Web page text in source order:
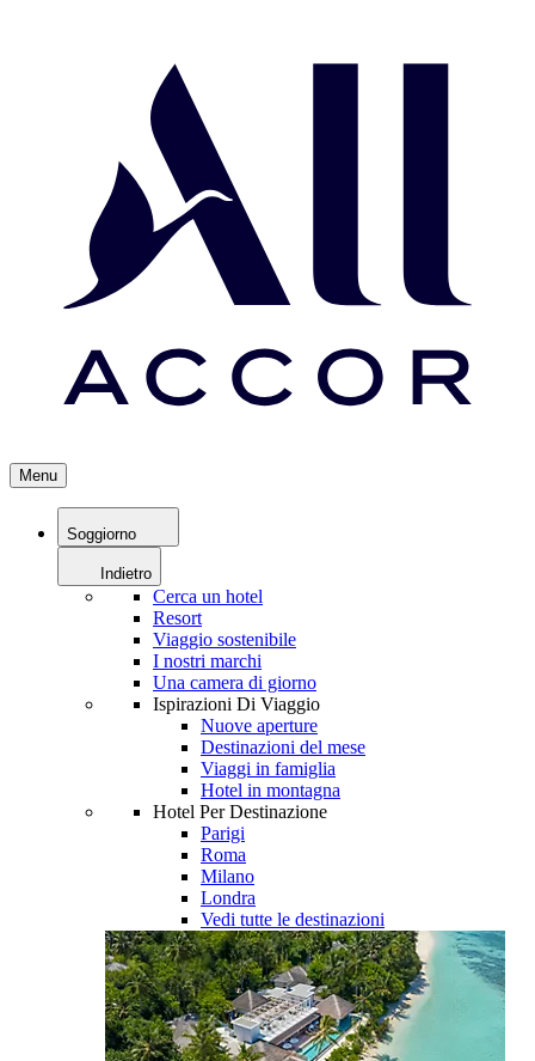
Menu
Soggiorno
Indietro
Cerca un hotel
Resort
Viaggio sostenibile
I nostri marchi
Una camera di giorno
Ispirazioni Di Viaggio
Nuove aperture
Destinazioni del mese
Viaggi in famiglia
Hotel in montagna
Hotel Per Destinazione
Parigi
Roma
Milano
Londra
Vedi tutte le destinazioni